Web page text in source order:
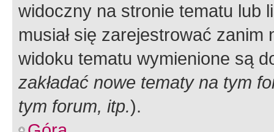
widoczny na stronie tematu lub
musiał się zarejestrować
widoku tematu wymienione są
zakładać nowe tematy na tym
tym forum, itp.).